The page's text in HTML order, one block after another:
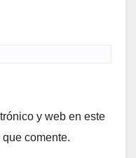
y web en este
comente.